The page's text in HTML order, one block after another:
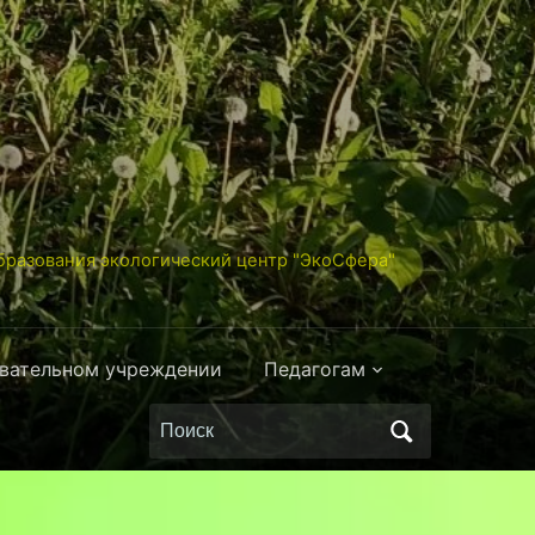
экологический центр "ЭкоСфера"
учреждении Педагогам
Поиск
по: